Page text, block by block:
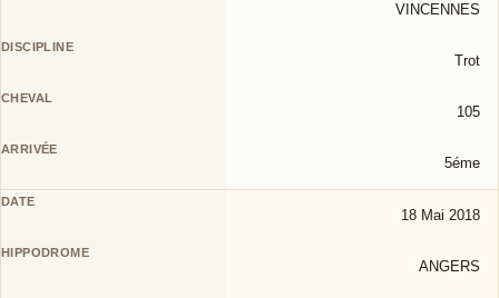
VINCENNES
Trot
105
5éme
18 Mai 2018
ANGERS